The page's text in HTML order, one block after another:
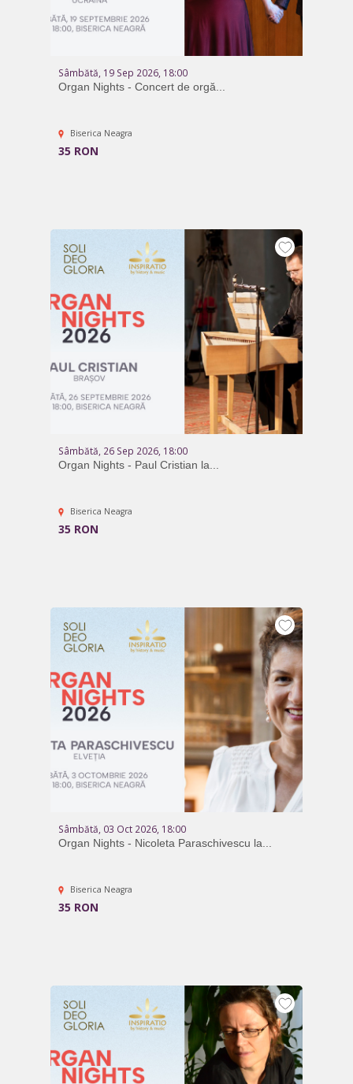
Sâmbătă, 19 Sep 2026, 18:00
Organ Nights - Concert de orgă...
Biserica Neagra
35 RON
Sâmbătă, 26 Sep 2026, 18:00
Organ Nights - Paul Cristian la...
Biserica Neagra
35 RON
Sâmbătă, 03 Oct 2026, 18:00
Organ Nights - Nicoleta Paraschivescu la...
Biserica Neagra
35 RON